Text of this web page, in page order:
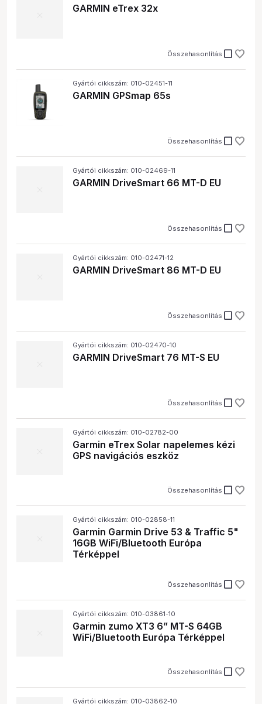
GARMIN eTrex 32x
Összehasonlítás check_box_outline_blank
Gyártói cikkszám: 010-02451-11
GARMIN GPSmap 65s
Összehasonlítás check_box_outline_blank
Gyártói cikkszám: 010-02469-11
GARMIN DriveSmart 66 MT-D EU
Összehasonlítás check_box_outline_blank
Gyártói cikkszám: 010-02471-12
GARMIN DriveSmart 86 MT-D EU
Összehasonlítás check_box_outline_blank
Gyártói cikkszám: 010-02470-10
GARMIN DriveSmart 76 MT-S EU
Összehasonlítás check_box_outline_blank
Gyártói cikkszám: 010-02782-00
Garmin eTrex Solar napelemes kézi
GPS navigációs eszköz
Összehasonlítás check_box_outline_blank
Gyártói cikkszám: 010-02858-11
Garmin Garmin Drive 53 & Traffic 5"
16GB WiFi/Bluetooth Európa
Térképpel
Összehasonlítás check_box_outline_blank
Gyártói cikkszám: 010-03861-10
Garmin zumo XT3 6” MT-S 64GB
WiFi/Bluetooth Európa Térképpel
Összehasonlítás check_box_outline_blank
Gyártói cikkszám: 010-03862-10